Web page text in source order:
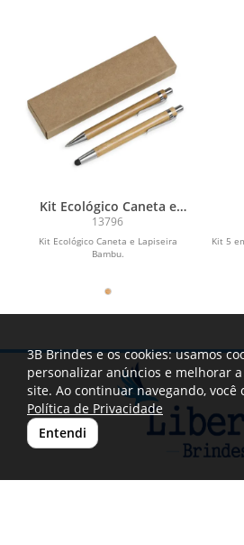
Kit Ecológico Caneta e
Lapiseira Bambu
13796
Kit Ecológico Caneta e Lapiseira
Bambu.
Kit 5
3B Brindes e os cookies: usamos
personalizar anúncios e melhorar
site. Ao continuar navegando, você
Política de Privacidade
Entendi